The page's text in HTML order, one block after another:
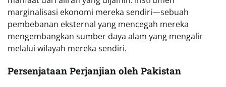
marginalisasi ekonomi mereka sendiri—sebuah
pembebanan eksternal yang mencegah mereka
mengembangkan sumber daya alam yang mengalir
melalui wilayah mereka sendiri.
Persenjataan Perjanjian oleh Pakistan